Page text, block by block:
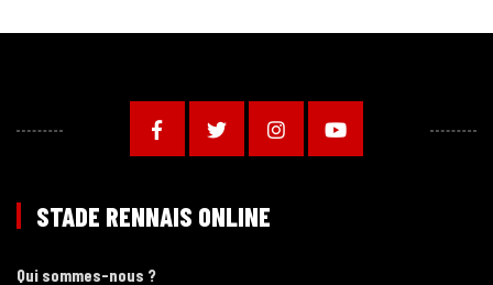
STADE RENNAIS ONLINE
Qui sommes-nous ?